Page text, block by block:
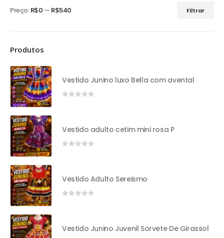
Filtrar
Preço:R$0 — R$540
Produtos
Vestido Junino luxo Bella com avental
Vestido adulto cetim mini rosa P
Vestido Adulto Sereismo
Vestido Junino Juvenil Sorvete De Girassol